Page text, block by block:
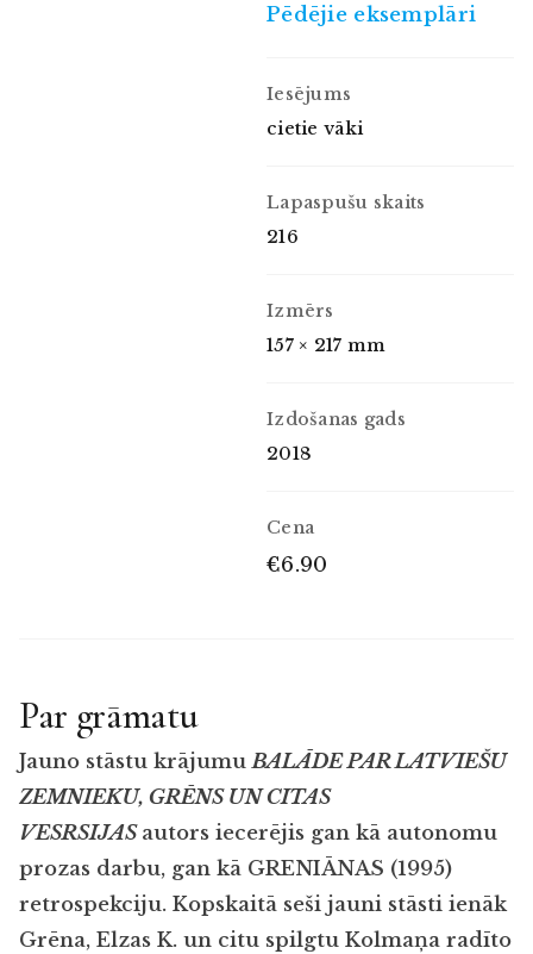
Pēdējie eksemplāri
Iesējums
cietie vāki
Lapaspušu skaits
216
Izmērs
157 × 217 mm
Izdošanas gads
2018
Cena
€6.90
Par grāmatu
Jauno stāstu krājumuBALĀDE PAR LATVIEŠU
ZEMNIEKU, GRĒNS UN CITAS
VESRSIJAS autors iecerējis gan kā autonomu
prozas darbu, gan kā GRENIĀNAS (1995)
retrospekciju. Kopskaitā seši jauni stāsti ienāk
Grēna, Elzas K. un citu spilgtu Kolmaņa radīto